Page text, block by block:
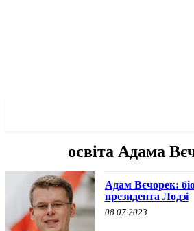
освіта Адама
Адам Вєчорек:
президента Лодзі
08.07.2023